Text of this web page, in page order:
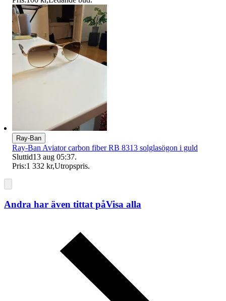
Ray-Ban
Ray-Ban Aviator carbon fiber RB 8313 solglasögon i guld
Sluttid13 aug 05:37.
Pris:1 332 kr,Utropspris.
Andra har även tittat påVisa alla